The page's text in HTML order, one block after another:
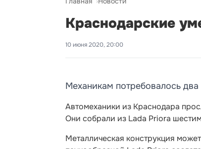
Краснодарские
10 июня 2020, 20:00
Механикам потребовалось два
Автомеханики из Краснодара
Они собрали из Lada Priora
Металлическая конструкция